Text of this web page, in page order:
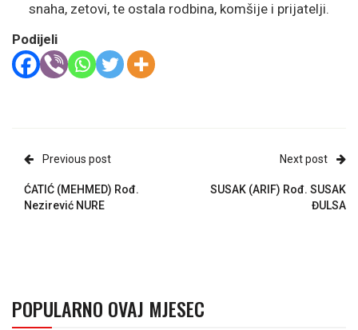
snaha, zetovi, te ostala rodbina, komšije i prijatelji.
Podijeli
Previous post
ĆATIĆ (MEHMED) Rođ.
Nezirević NURE
Next post
SUSAK (ARIF) Rođ. SUSAK
ĐULSA
POPULARNO OVAJ MJESEC